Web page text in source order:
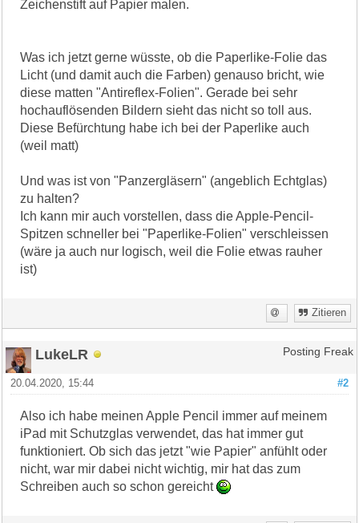
Zeichenstift auf Papier malen.
Was ich jetzt gerne wüsste, ob die Paperlike-Folie das
Licht (und damit auch die Farben) genauso bricht, wie
diese matten "Antireflex-Folien". Gerade bei sehr
hochauflösenden Bildern sieht das nicht so toll aus.
Diese Befürchtung habe ich bei der Paperlike auch
(weil matt)
Und was ist von "Panzergläsern" (angeblich Echtglas)
zu halten?
Ich kann mir auch vorstellen, dass die Apple-Pencil-
Spitzen schneller bei "Paperlike-Folien" verschleissen
(wäre ja auch nur logisch, weil die Folie etwas rauher
ist)
Zitieren
LukeLR Posting Freak
#2
20.04.2020, 15:44
Also ich habe meinen Apple Pencil immer auf meinem
iPad mit Schutzglas verwendet, das hat immer gut
funktioniert. Ob sich das jetzt "wie Papier" anfühlt oder
nicht, war mir dabei nicht wichtig, mir hat das zum
Schreiben auch so schon gereicht